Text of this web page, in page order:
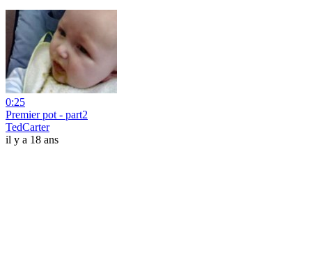
0:25
Premier pot - part2
TedCarter
il y a 18 ans